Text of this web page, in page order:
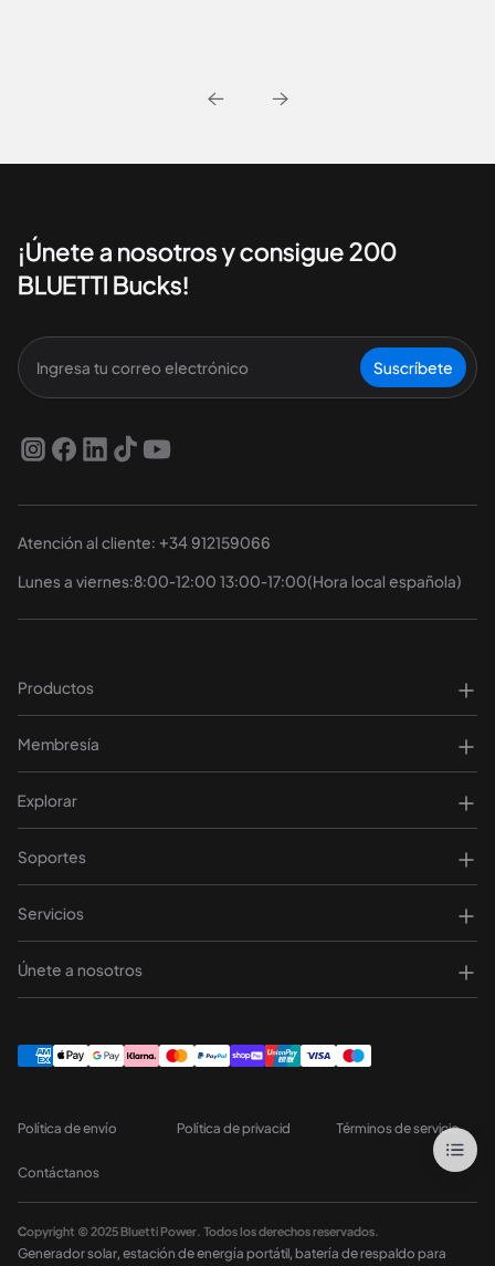
¡Únete a nosotros y consigue 200
BLUETTI Bucks!
Suscríbete
Atención al cliente: +34 912159066
Lunes a viernes:8:00-12:00 13:00-17:00(Hora local española)
Productos
Membresía
Explorar
Soportes
Servicios
Únete a nosotros
Política de envío Política de privacid Términos de servicio
Contáctanos
Copyright © 2025 Bluetti Power. Todos los derechos reservados.
Generador solar, estación de energía portátil, batería de respaldo para